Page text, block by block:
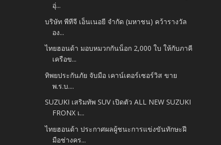
อุ่...
บริษัท พีทีจี เอ็นเนอยี จำกัด (มหาชน) คว้ารางวัล
อง...
ไทยฮอนด้า มอบหมวกกันน็อก 2,000 ใบ ให้กับภาคี
เครือข...
ทิพยประกันภัย จับมือ เคาน์เตอร์เซอร์วิส ขาย
พ.ร.บ....
SUZUKI เสริมทัพ SUV เปิดตัว ALL NEW SUZUKI
FRONX เ...
ไทยฮอนด้า ประกาศผลผู้ชนะการแข่งขันทักษะฝี
มือช่างคร...